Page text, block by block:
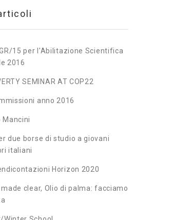
15 per l'Abilitazione Scientifica
2016
SEMINAR AT COP22
anno 2016
Mancini
due borse di studio a giovani
italiani
Horizon 2020
made clear, Olio di palma: facciamo